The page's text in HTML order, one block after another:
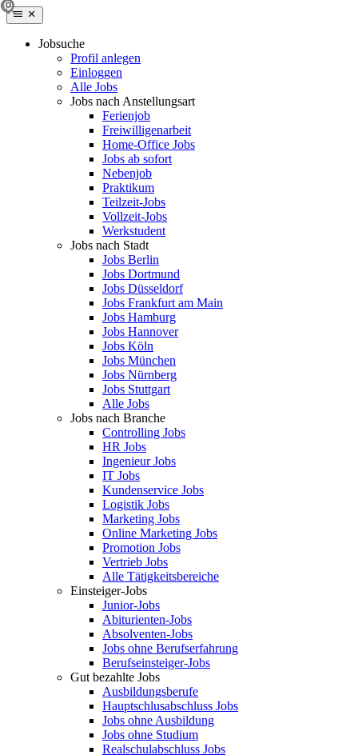
Jobsuche
Profil anlegen
Einloggen
Alle Jobs
Jobs nach Anstellungsart
Ferienjob
Freiwilligenarbeit
Home-Office Jobs
Jobs ab sofort
Nebenjob
Praktikum
Teilzeit-Jobs
Vollzeit-Jobs
Werkstudent
Jobs nach Stadt
Jobs Berlin
Jobs Dortmund
Jobs Düsseldorf
Jobs Frankfurt am Main
Jobs Hamburg
Jobs Hannover
Jobs Köln
Jobs München
Jobs Nürnberg
Jobs Stuttgart
Alle Jobs
Jobs nach Branche
Controlling Jobs
HR Jobs
Ingenieur Jobs
IT Jobs
Kundenservice Jobs
Logistik Jobs
Marketing Jobs
Online Marketing Jobs
Promotion Jobs
Vertrieb Jobs
Alle Tätigkeitsbereiche
Einsteiger-Jobs
Junior-Jobs
Abiturienten-Jobs
Absolventen-Jobs
Jobs ohne Berufserfahrung
Berufseinsteiger-Jobs
Gut bezahlte Jobs
Ausbildungsberufe
Hauptschlusabschluss Jobs
Jobs ohne Ausbildung
Jobs ohne Studium
Realschulabschluss Jobs